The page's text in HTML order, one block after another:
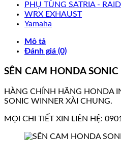
PHỤ TÙNG SATRIA -
WRX EXHAUST
Yamaha
Mô tả
Đánh giá (0)
SÊN CAM HONDA
HÀNG CHÍNH HÃNG HONDA
SONIC WINNER XÀI CHUNG.
MỌI CHI TIẾT XIN LIÊN HỆ: